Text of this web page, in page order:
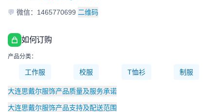
💬 微信：1465770699 二维码
如何订购
产品分类：
工作服 校服 T恤衫 制服
大连思戴尔服饰产品质量及服务承诺
大连思戴尔服饰产品支持及配送范围